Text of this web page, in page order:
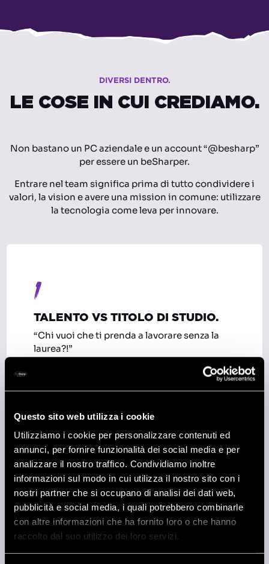
Questo sito web utilizza i cookie
Utilizziamo i cookie per personalizzare contenuti ed
annunci, per fornire funzionalità dei social media e per
analizzare il nostro traffico. Condividiamo inoltre
informazioni sul modo in cui utilizza il nostro sito con i
nostri partner che si occupano di analisi dei dati web,
pubblicità e social media, i quali potrebbero combinarle
con altre informazioni che ha fornito loro o che hanno
raccolto dal suo utilizzo dei loro servizi.
DIVERSI DENTRO.
LE COSE IN CUI CREDIAMO.
Non bastano un PC aziendale e un account “@besharp”
per essere un beSharper.
Entrare nel team significa prima di tutto condividere i
valori, la vision e avere una mission in comune: utilizzare
la tecnologia come leva per innovare.
1
TALENTO VS TITOLO DI STUDIO.
“Chi vuoi che ti prenda a lavorare senza la
laurea?!”
I tuoi familiari te lo avranno detto almeno
una volta nella tua vita. La risposta? beh…
solo uno degli aspetti che valutiamo in fase
di colloquio. Ciò che per noi conta è la
passione che metterai nel lavoro che andrai
a fare.
2
“NON ESISTONO PROBLEMI, SOLO
OPPORTUNITÀ” CIT.
personale e professionale, in cui nessuno